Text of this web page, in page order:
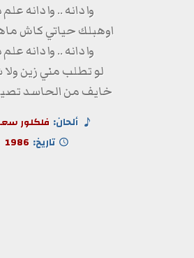
وا دانه .. وا دانه علم
اوهبلك حياتي كاش
وا دانه .. وا دانه علم
لو تطلب مني زين
خايف من الحاسد
ألحان: فلكلور
تاريخ: 1986